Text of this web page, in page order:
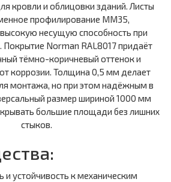
кровли и облицовки зданий. Листы
профилирование ММ35,
несущую способность при
Norman RAL8017 придаёт
тёмно-коричневый оттенок и
коррозии. Толщина 0,5 мм делает
монтажа, но при этом надёжным в
размер шириной 1000 мм
большие площади без лишних
стыков.
и устойчивость к механическим